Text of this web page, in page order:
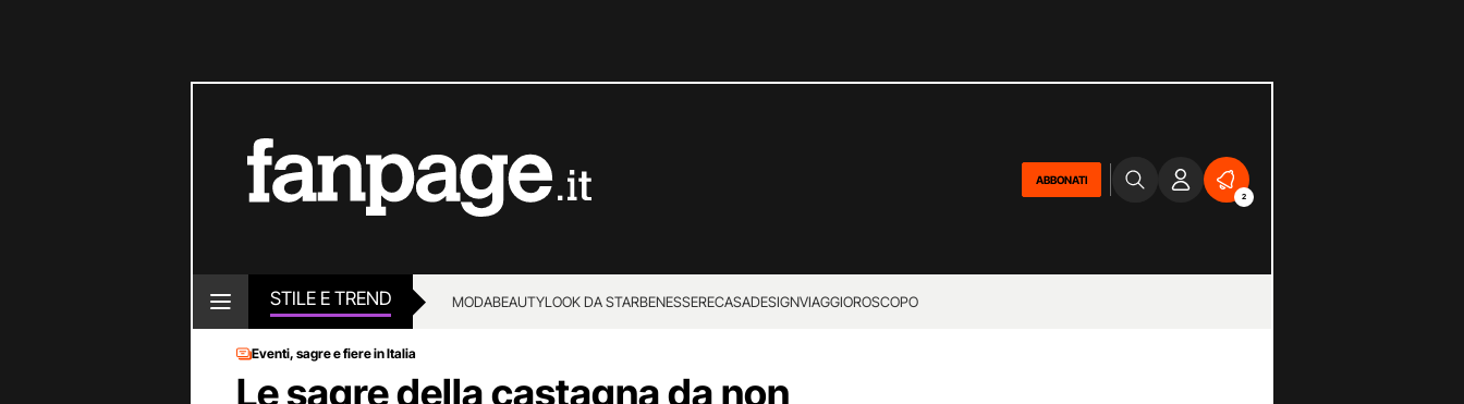
ABBONATI
2
STILE E TREND MODABEAUTYLOOK DA STARBENESSERECASADESIGNVIAGGIOROSCOPO
Eventi, sagre e fiere in Italia
Le sagre della castagna da non